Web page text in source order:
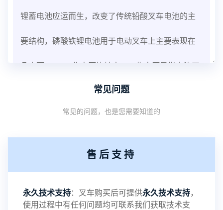
锂蓄电池应运而生，改变了传统铅酸叉车电池的主
要结构，磷酸铁锂电池用于电动叉车上主要表现在
常工作所需的电压，提高工作电压，可以增加电池
的稳定性能，但会改变电池的化学介质导致电池发
具稳定性。2、比能量大。比能量是指电池单位质量
常见问题
常见的问题，也是您需要知道的
售后支持
永久技术支持：叉车购买后可提供永久技术支持，
使用过程中有任何问题均可联系我们获取技术支